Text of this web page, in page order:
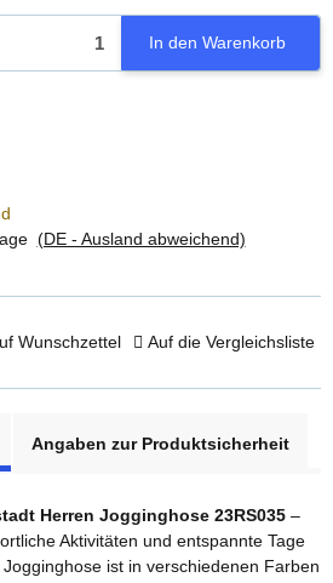
In den Warenkorb
(DE - Ausland abweichend)
Wunschzettel Auf die Vergleichsliste
Angaben zur Produktsicherheit
Herren Jogginghose 23RS035 –
Aktivitäten und entspannte Tage
ist in verschiedenen Farben